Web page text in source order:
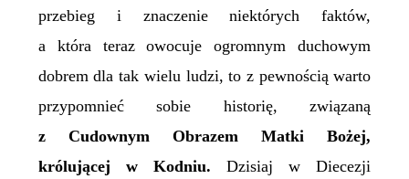
przebieg i znaczenie niektórych faktów,
a która teraz owocuje ogromnym duchowym
dobrem dla tak wielu ludzi, to z pewnością warto
przypomnieć sobie historię, związaną
z Cudownym Obrazem Matki Bożej,
królującej w Kodniu.Dzisiaj w Diecezji